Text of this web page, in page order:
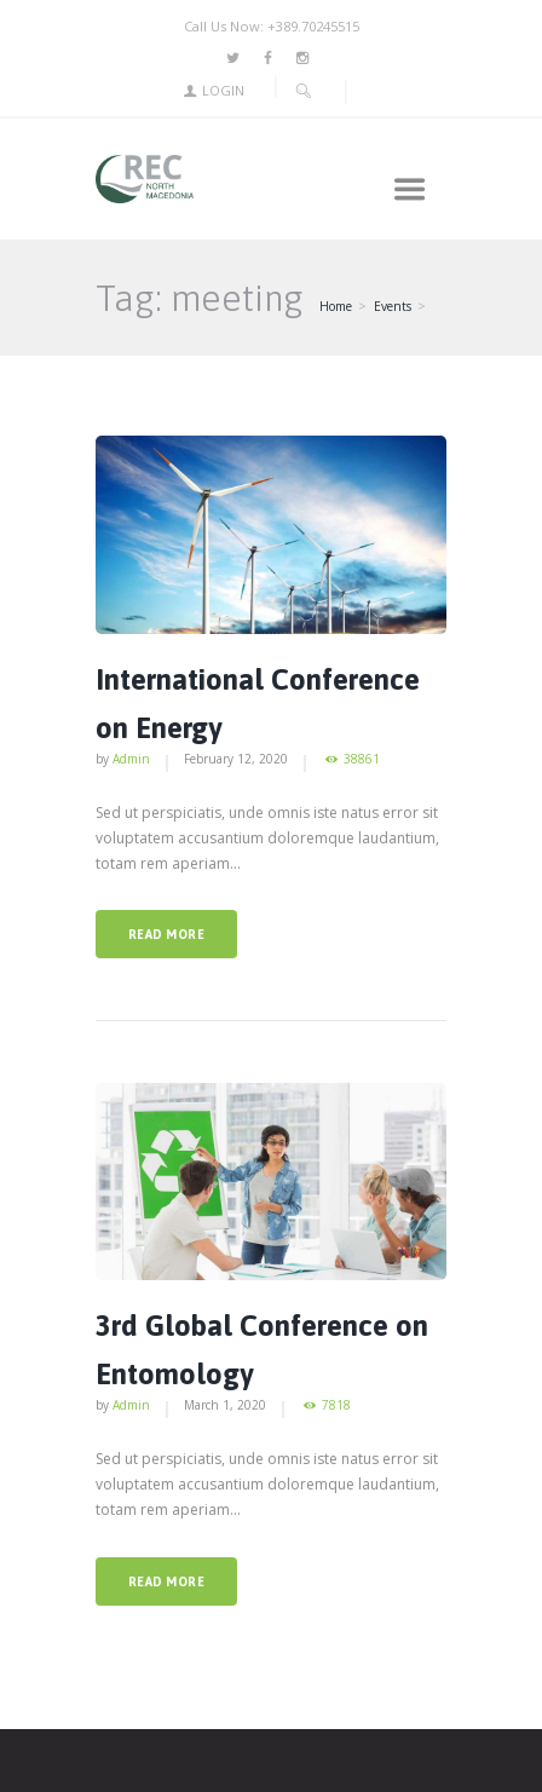
Call Us Now: +389.70245515
LOGIN
Tag: meeting Home Events
International Conference
on Energy
by Admin February 12, 2020 38861
Sed ut perspiciatis, unde omnis iste natus error sit
voluptatem accusantium doloremque laudantium,
totam rem aperiam...
READ MORE
3rd Global Conference on
Entomology
by Admin March 1, 2020 7818
Sed ut perspiciatis, unde omnis iste natus error sit
voluptatem accusantium doloremque laudantium,
totam rem aperiam...
READ MORE